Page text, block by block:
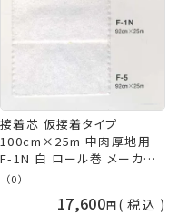
接着芯 仮接着タイプ
100cm×25m 中肉厚地用
F-1N 白 ロール巻 メーカー
直送 代引不可 日時指定不可
（0）
17,600 税込